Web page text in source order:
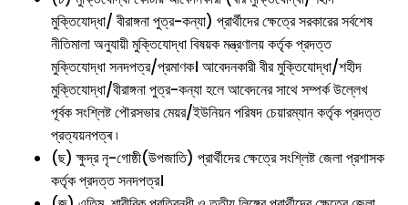
মুক্তিযোদ্ধা/ বীরাঙ্গনা পুত্র-কন্যা) প্রার্থীদের ক্ষেত্রে সরকারের সর্বশেষ
নীতিমালা অনুযায়ী মুক্তিযোদ্ধা বিষয়ক মন্ত্রণালয় কর্তৃক প্রদত্ত
মুক্তিযোদ্ধা সনদপত্র/প্রমাণক। আবেদনকারী বীর মুক্তিযোদ্ধা/শহীদ
মুক্তিযোদ্ধা/বীরাঙ্গনা পুত্র-কন্যা হলে আবেদনের সাথে সম্পর্ক উল্লেখ
পূর্বক সংশ্লিষ্ট পৌরসভার মেয়র/ইউনিয়ন পরিষদ চেয়ারম্যান কর্তৃক প্রদত্ত
প্রত্যয়নপত্ৰ ৷
(ছ) ক্ষুদ্র নৃ-গোষ্ঠী(উপজাতি) প্রার্থীদের ক্ষেত্রে সংশ্লিষ্ট জেলা প্রশাসক
কর্তৃক প্রদত্ত সনদপত্র।